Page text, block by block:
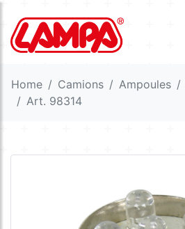
Home Camions Ampoules
Art. 98314